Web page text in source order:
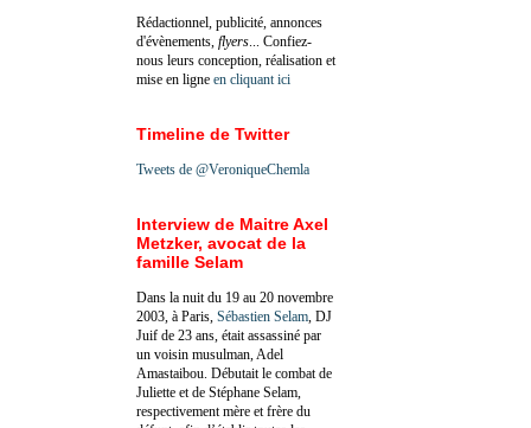
Rédactionnel, publicité, annonces
d'évènements, flyers ... Confiez-
nous leurs conception, réalisation et
mise en ligne en cliquant ici
Timeline de Twitter
Tweets de @VeroniqueChemla
Interview de Maitre Axel
Metzker, avocat de la
famille Selam
Dans la nuit du 19 au 20 novembre
2003, à Paris, Sébastien Selam , DJ
Juif de 23 ans, était assassiné par
un voisin musulman, Adel
Amastaibou. Débutait le combat de
Juliette et de Stéphane Selam,
respectivement mère et frère du